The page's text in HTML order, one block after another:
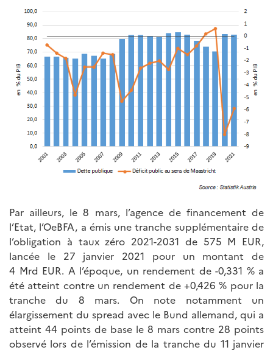
Par ailleurs, le 8 mars, l’agence de financement de
l’Etat, l’OeBFA, a émis une tranche supplémentaire de
l’obligation à taux zéro 2021-2031 de 575 M EUR,
lancée le 27 janvier 2021 pour un montant de
4 Mrd EUR. A l’époque, un rendement de -0,331 % a
été atteint contre un rendement de +0,426 % pour la
tranche du 8 mars. On note notamment un
élargissement du spread avec le Bund allemand, qui a
atteint 44 points de base le 8 mars contre 28 points
observé lors de l’émission de la tranche du 11 janvier